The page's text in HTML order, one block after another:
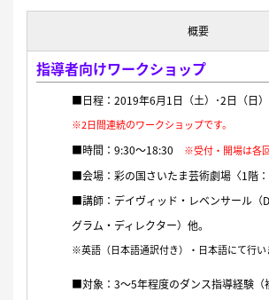
概要
指導者向けワークショップ
■日程：2019年6月1日（土）･2日（日）
※2日間連続のワークショップです。
■時間：9:30〜18:30 ※受付・開場は各
■会場：彩の国さいたま芸術劇場〈1階：
■講師：デイヴィッド・レベンサール（
グラム・ディレクター）他。
※英語（日本語通訳付き）・日本語にて行い
■対象：3〜5年程度のダンス指導経験（